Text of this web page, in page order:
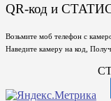
QR-код и
Возьмите моб телефон с
Наведите камеру на код,